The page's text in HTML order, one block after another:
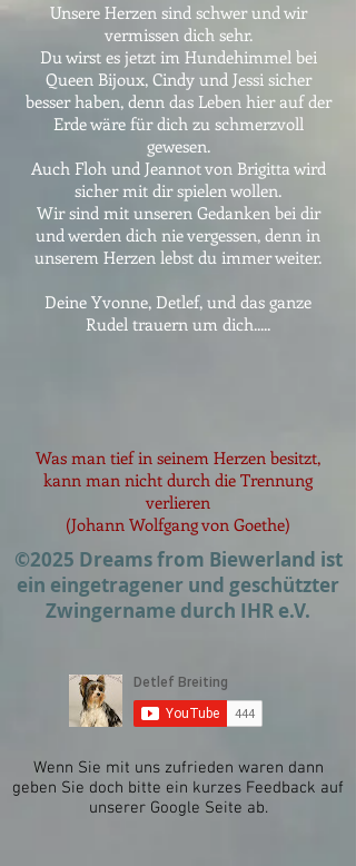
Unsere Herzen sind schwer und wir
vermissen dich sehr.
Du wirst es jetzt im Hundehimmel bei
Queen Bijoux, Cindy und Jessi sicher
besser haben, denn das Leben hier auf der
Erde wäre für dich zu schmerzvoll
gewesen.
Auch Floh und Jeannot von Brigitta wird
sicher mit dir spielen wollen.
Wir sind mit unseren Gedanken bei dir
und werden dich nie vergessen, denn in
unserem Herzen lebst du immer weiter.
Deine Yvonne, Detlef, und das ganze
Rudel trauern um dich.....
Was man tief in seinem Herzen besitzt,
kann man nicht durch die Trennung
verlieren
(Johann Wolfgang von Goethe)
©2025 Dreams from Biewerland ist
ein eingetragener und geschützter
Zwingername durch IHR e.V.
Wenn Sie mit uns zufrieden waren dann
geben Sie doch bitte ein kurzes Feedback auf
unserer Google Seite ab.